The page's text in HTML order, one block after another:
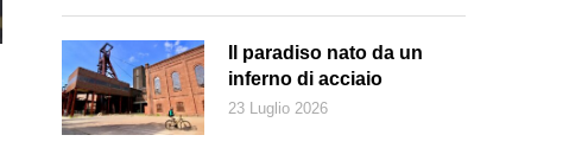
Pianificare in tempo la propria previdenza per una vecchiaia serena
Il paradiso nato da un
inferno di acciaio
23 Luglio 2026